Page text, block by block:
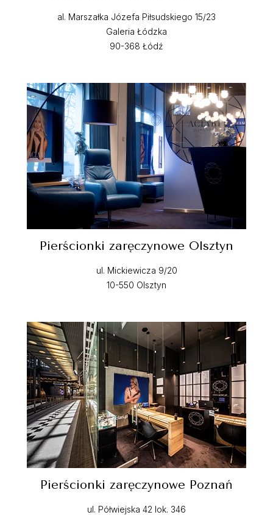
al. Marszałka Józefa Piłsudskiego 15/23
Galeria Łódzka
90-368 Łódź
Pierścionki zaręczynowe Olsztyn
ul. Mickiewicza 9/20
10-550 Olsztyn
Pierścionki zaręczynowe Poznań
ul. Półwiejska 42 lok. 346